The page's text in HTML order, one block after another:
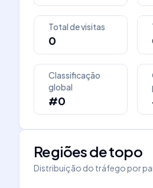
Total de visitas
0
Classificação
global
#0
Regiões de topo
Distribuição do tráfego por